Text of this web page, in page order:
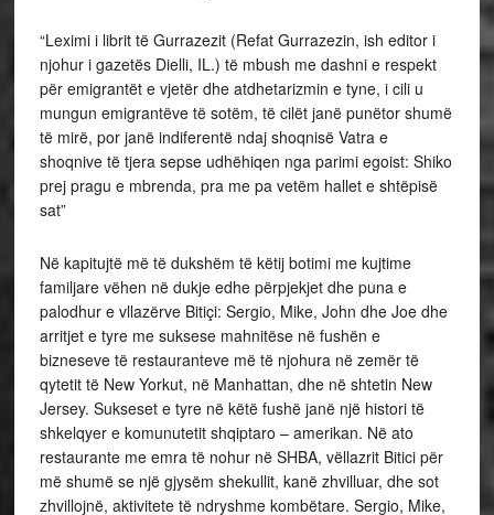
“Leximi i librit të Gurrazezit (Refat Gurrazezin, ish editor i
njohur i gazetës Dielli, IL.) të mbush me dashni e respekt
për emigrantët e vjetër dhe atdhetarizmin e tyne, i cili u
mungun emigrantëve të sotëm, të cilët janë punëtor shumë
të mirë, por janë indiferentë ndaj shoqnisë Vatra e
shoqnive të tjera sepse udhëhiqen nga parimi egoist: Shiko
prej pragu e mbrenda, pra me pa vetëm hallet e shtëpisë
sat”
Në kapitujtë më të dukshëm të këtij botimi me kujtime
familjare vëhen në dukje edhe përpjekjet dhe puna e
palodhur e vllazërve Bitiçi: Sergio, Mike, John dhe Joe dhe
arritjet e tyre me suksese mahnitëse në fushën e
bizneseve të restauranteve më të njohura në zemër të
qytetit të New Yorkut, në Manhattan, dhe në shtetin New
Jersey. Sukseset e tyre në këtë fushë janë një histori të
shkelqyer e komunutetit shqiptaro – amerikan. Në ato
restaurante me emra të nohur në SHBA, vëllazrit Bitici për
më shumë se një gjysëm shekullit, kanë zhvilluar, dhe sot
zhvillojnë, aktivitete të ndryshme kombëtare. Sergio, Mike,